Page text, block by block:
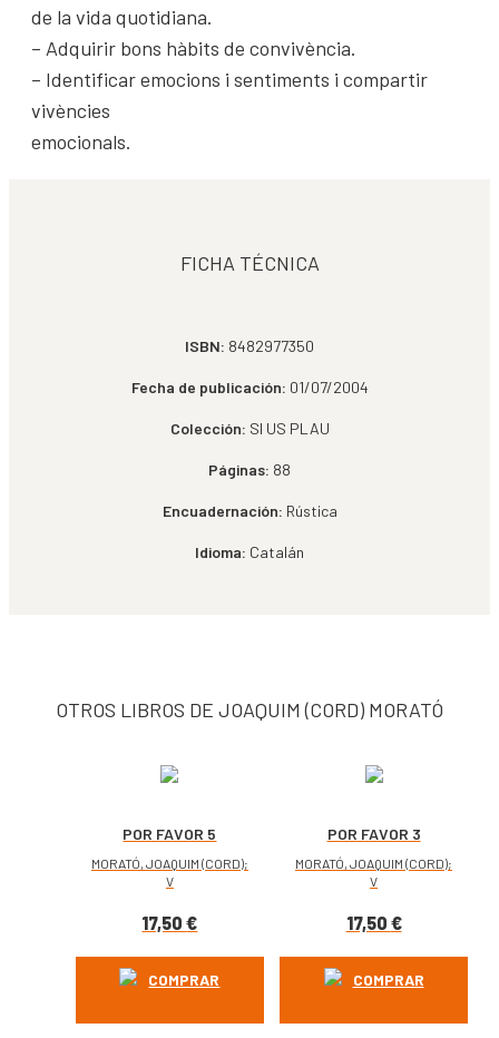
de la vida quotidiana.
– Adquirir bons hàbits de convivència.
– Identificar emocions i sentiments i compartir
vivències
emocionals.
FICHA TÉCNICA
ISBN: 8482977350
Fecha de publicación: 01/07/2004
Colección: SI US PLAU
Páginas: 88
Encuadernación: Rústica
Idioma: Catalán
OTROS LIBROS DE JOAQUIM (CORD) MORATÓ
POR FAVOR 5
MORATÓ, JOAQUIM (CORD);
V
17,50€
COMPRAR
POR FAVOR 3
MORATÓ, JOAQUIM (CORD);
V
17,50 €
COMPRAR